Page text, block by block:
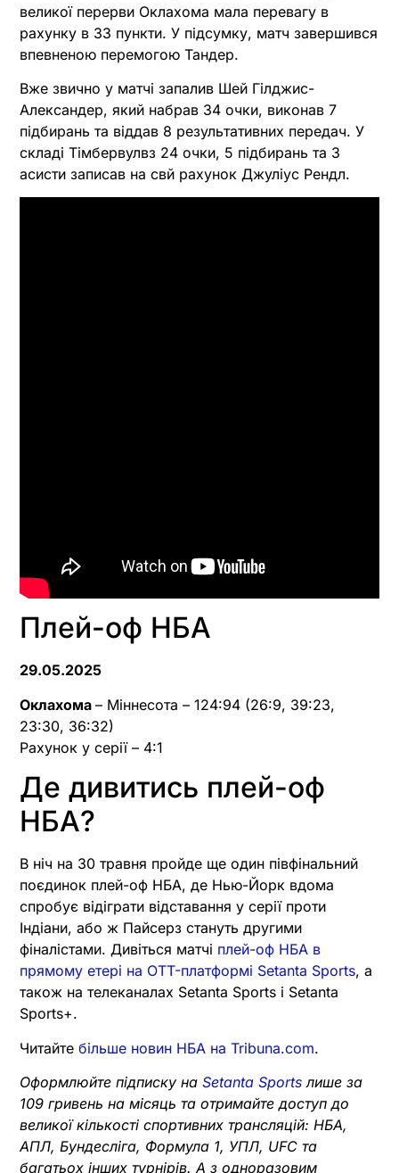
великої перерви Оклахома мала перевагу в
рахунку в 33 пункти. У підсумку, матч завершився
впевненою перемогою Тандер.
Вже звично у матчі запалив Шей Гілджис-
Александер, який набрав 34 очки, виконав 7
підбирань та віддав 8 результативних передач. У
складі Тімбервулвз 24 очки, 5 підбирань та 3
асисти записав на свй рахунок Джуліус Рендл.
Плей-оф НБА
29.05.2025
Оклахома – Міннесота – 124:94 (26:9, 39:23,
23:30, 36:32)
Рахунок у серії – 4:1
Де дивитись плей-оф
НБА?
В ніч на 30 травня пройде ще один півфінальний
поєдинок плей-оф НБА, де Нью-Йорк вдома
спробує відіграти відставання у серії проти
Індіани, або ж Пайсерз стануть другими
фіналістами. Дивіться матчі плей-оф НБА в
прямому етері на OTT-платформі Setanta Sports, а
також на телеканалах Setanta Sports і Setanta
Sports+.
Читайте більше новин НБА на Tribuna.com.
Оформлюйте підписку на Setanta Sports лише за
109 гривень на місяць та отримайте доступ до
великої кількості спортивних трансляцій: НБА,
АПЛ, Бундесліга, Формула 1, УПЛ, UFC та
багатьох інших турнірів. А з одноразовим